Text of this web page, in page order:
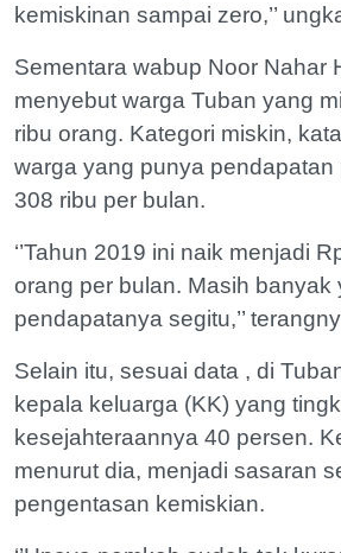
kemiskinan sampai zero,’’
Sementara wabup Noor Nahar
menyebut warga Tuban yang
ribu orang. Kategori miskin,
warga yang punya pendapatan
308 ribu per bulan.
‘’Tahun 2019 ini naik menjadi
orang per bulan. Masih banyak
pendapatanya segitu,’’
Selain itu, sesuai data , di
kepala keluarga (KK) yang
kesejahteraannya 40 persen.
menurut dia, menjadi sasaran
pengentasan kemiskian.